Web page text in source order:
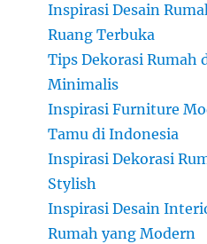
Inspirasi Desain
Ruang Terbuka
Tips Dekorasi Rumah
Minimalis
Inspirasi Furniture
Tamu di Indonesia
Inspirasi Dekorasi
Stylish
Inspirasi Desain
Rumah yang Modern